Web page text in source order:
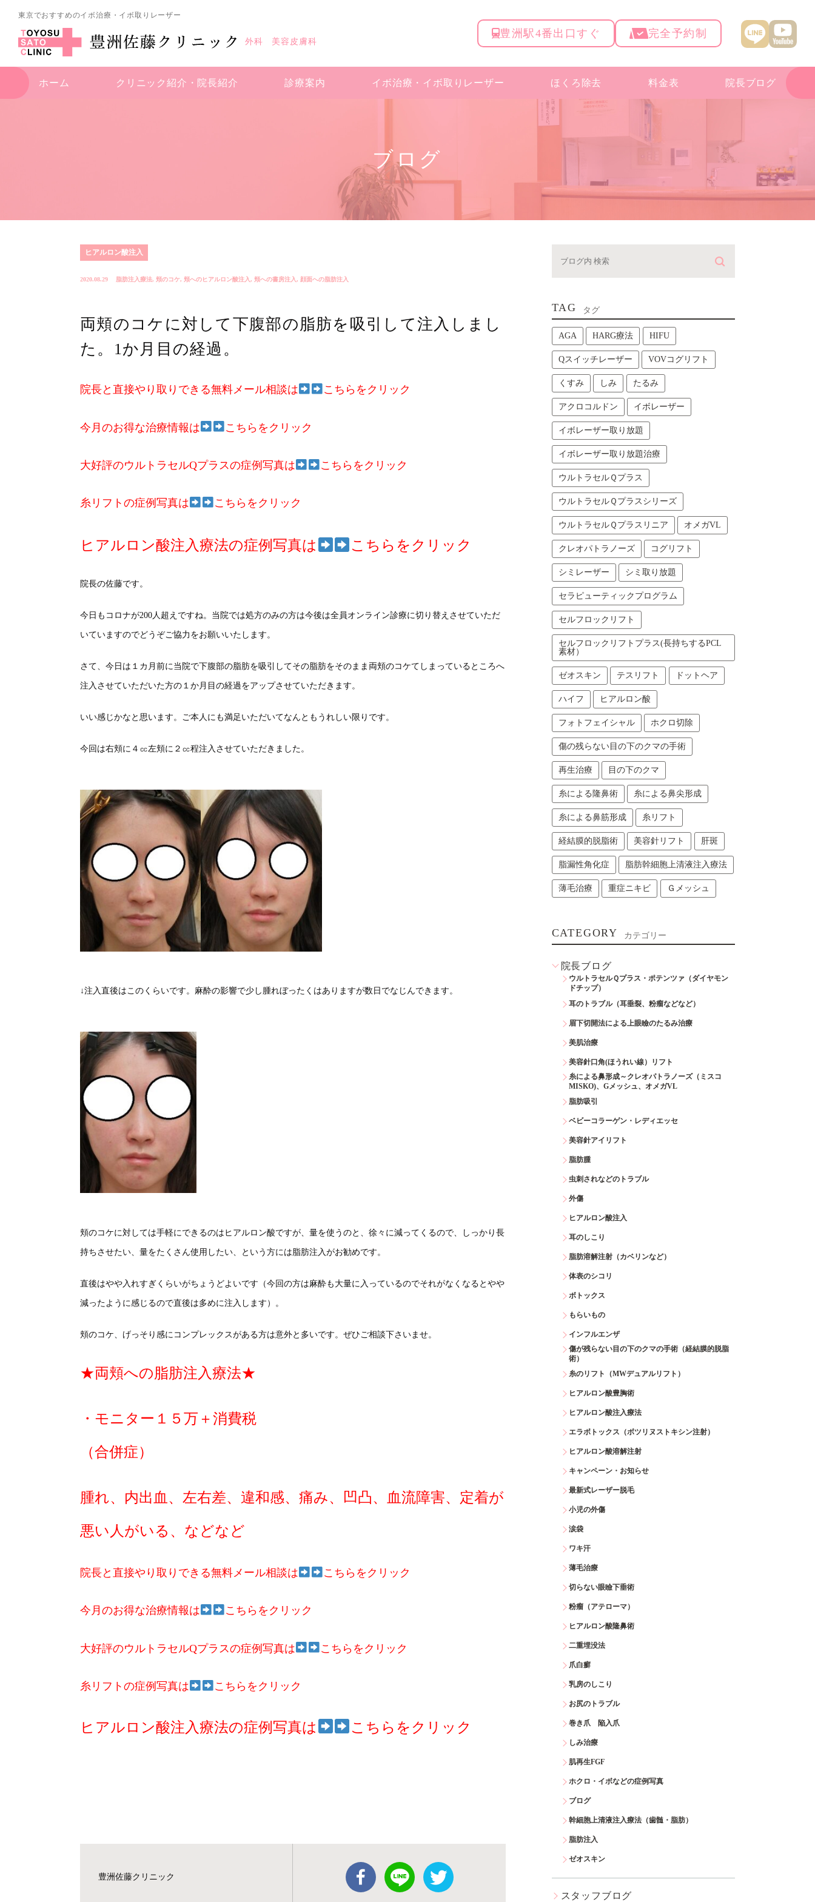
東京でおすすめのイボ治療・イボ取りレーザー
外科 美容皮膚科
豊洲駅4番出口すぐ 完全予約制
ホーム クリニック紹介・ 院長紹介 診療案内 イボ治療・ イボ取りレーザー ほくろ除去 料金表 院長ブログ
ブログ
ヒアルロン酸注入
2020.08.29 脂肪注入療法, 頬のコケ, 頬へのヒアルロン酸注入, 頬への書房注入, 顔面への脂肪注入
両頬のコケに対して下腹部の脂肪を吸引して注入しまし
た。1か月目の経過。
院長と直接やり取りできる無料メール相談は こちらをクリック
今月のお得な治療情報は こちらをクリック
大好評のウルトラセルQプラスの症例写真は こちらをクリック
糸リフトの症例写真は こちらをクリック
ヒアルロン酸注入療法の症例写真は こちらをクリック
院長の佐藤です。
今日もコロナが200人超えですね。当院では処方のみの方は今後は全員オンライン診療に切り替えさせていただ
いていますのでどうぞご協力をお願いいたします。
さて、今日は１カ月前に当院で下腹部の脂肪を吸引してその脂肪をそのまま両頬のコケてしまっているところへ
注入させていただいた方の１か月目の経過をアップさせていただきます。
いい感じかなと思います。ご本人にも満足いただいてなんともうれしい限りです。
今回は右頬に４㏄左頬に２㏄程注入させていただきました。
↓注入直後はこのくらいです。麻酔の影響で少し腫れぼったくはありますが数日でなじんできます。
頬のコケに対しては手軽にできるのはヒアルロン酸ですが、量を使うのと、徐々に減ってくるので、しっかり長
持ちさせたい、量をたくさん使用したい、という方には脂肪注入がお勧めです。
直後はやや入れすぎくらいがちょうどよいです（今回の方は麻酔も大量に入っているのでそれがなくなるとやや
減ったように感じるので直後は多めに注入します）。
頬のコケ、げっそり感にコンプレックスがある方は意外と多いです。ぜひご相談下さいませ。
★両頬への脂肪注入療法★
・モニター１５万＋消費税
（合併症）
腫れ、内出血、左右差、違和感、痛み、凹凸、血流障害、定着が
悪い人がいる、などなど
院長と直接やり取りできる無料メール相談は こちらをクリック
今月のお得な治療情報は こちらをクリック
大好評のウルトラセルQプラスの症例写真は こちらをクリック
糸リフトの症例写真は こちらをクリック
ヒアルロン酸注入療法の症例写真は こちらをクリック
豊洲佐藤クリニック
TAG タグ
AGA HARG療法 HIFU
Qスイッチレーザー VOVコグリフト
くすみ しみ たるみ
アクロコルドン イボレーザー
イボレーザー取り放題
イボレーザー取り放題治療
ウルトラセルＱプラス
ウルトラセルＱプラスシリーズ
ウルトラセルＱプラスリニア オメガVL
クレオパトラノーズ コグリフト
シミレーザー シミ取り放題
セラピューティックプログラム
セルフロックリフト
セルフロックリフトプラス(長持ちするPCL
素材）
ゼオスキン テスリフト ドットヘア
ハイフ ヒアルロン酸
フォトフェイシャル ホクロ切除
傷の残らない目の下のクマの手術
再生治療 目の下のクマ
糸による隆鼻術 糸による鼻尖形成
糸による鼻筋形成 糸リフト
経結膜的脱脂術 美容針リフト 肝斑
脂漏性角化症 脂肪幹細胞上清液注入療法
薄毛治療 重症ニキビ Ｇメッシュ
CATEGORY カテゴリー
院長ブログ
ウルトラセルＱプラス・ポテンツァ（ダイヤモン
ドチップ）
耳のトラブル（耳垂裂、粉瘤などなど）
眉下切開法による上眼瞼のたるみ治療
美肌治療
美容針口角(ほうれい線）リフト
糸による鼻形成～クレオパトラノーズ（ミスコ
MISKO)、Gメッシュ、オメガVL
脂肪吸引
ベビーコラーゲン・レディエッセ
美容針アイリフト
脂肪腫
虫刺されなどのトラブル
外傷
ヒアルロン酸注入
耳のしこり
脂肪溶解注射（カベリンなど）
体表のシコリ
ボトックス
もらいもの
インフルエンザ
傷が残らない目の下のクマの手術（経結膜的脱脂
術）
糸のリフト（MWデュアルリフト）
ヒアルロン酸豊胸術
ヒアルロン酸注入療法
エラボトックス（ボツリヌストキシン注射）
ヒアルロン酸溶解注射
キャンペーン・お知らせ
最新式レーザー脱毛
小児の外傷
涙袋
ワキ汗
薄毛治療
切らない眼瞼下垂術
粉瘤（アテローマ）
ヒアルロン酸隆鼻術
二重埋没法
爪白癬
乳房のしこり
お尻のトラブル
巻き爪 陥入爪
しみ治療
肌再生FGF
ホクロ・イボなどの症例写真
ブログ
幹細胞上清液注入療法（歯髄・脂肪）
脂肪注入
ゼオスキン
スタッフブログ